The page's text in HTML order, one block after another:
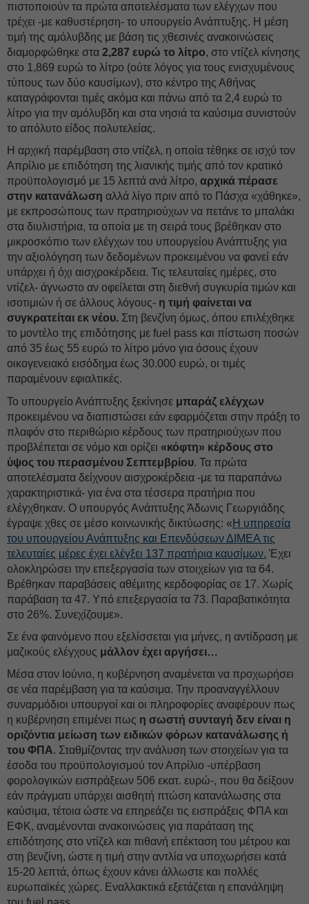
πιστοποιούν τα πρώτα αποτελέσματα των ελέγχων που
τρέχει -με καθυστέρηση- το υπουργείο Ανάπτυξης. Η μέση
τιμή της αμόλυβδης με βάση τις χθεσινές ανακοινώσεις
διαμορφώθηκε στα 2,287 ευρώ το λίτρο, στο ντίζελ κίνησης
στο 1,869 ευρώ το λίτρο (ούτε λόγος για τους ενισχυμένους
τύπους των δύο καυσίμων), στο κέντρο της Αθήνας
καταγράφονται τιμές ακόμα και πάνω από τα 2,4 ευρώ το
λίτρο για την αμόλυβδη και στα νησιά τα καύσιμα συνιστούν
το απόλυτο είδος πολυτελείας.
Η αρχική παρέμβαση στο ντίζελ, η οποία τέθηκε σε ισχύ τον
Απρίλιο με επιδότηση της λιανικής τιμής από τον κρατικό
προϋπολογισμό με 15 λεπτά ανά λίτρο, αρχικά πέρασε
στην κατανάλωση αλλά λίγο πριν από το Πάσχα «χάθηκε»,
με εκπροσώπους των πρατηριούχων να πετάνε το μπαλάκι
στα διυλιστήρια, τα οποία με τη σειρά τους βρέθηκαν στο
μικροσκόπιο των ελέγχων του υπουργείου Ανάπτυξης για
την αξιολόγηση των δεδομένων προκειμένου να φανεί εάν
υπάρχει ή όχι αισχροκέρδεια. Τις τελευταίες ημέρες, στο
ντίζελ- άγνωστο αν οφείλεται στη διεθνή συγκυρία τιμών και
ισοτιμιών ή σε άλλους λόγους- η τιμή φαίνεται να
συγκρατείται εκ νέου. Στη βενζίνη όμως, όπου επιλέχθηκε
το μοντέλο της επιδότησης με fuel pass και πίστωση ποσών
από 35 έως 55 ευρώ το λίτρο μόνο για όσους έχουν
οικογενειακό εισόδημα έως 30.000 ευρώ, οι τιμές
παραμένουν εφιαλτικές.
Το υπουργείο Ανάπτυξης ξεκίνησε μπαράζ ελέγχων
προκειμένου να διαπιστώσει εάν εφαρμόζεται στην πράξη το
πλαφόν στο περιθώριο κέρδους των πρατηριούχων που
προβλέπεται σε νόμο και ορίζει «κόφτη» κέρδους στο
ύψος του περασμένου Σεπτεμβρίου. Τα πρώτα
αποτελέσματα δείχνουν αισχροκέρδεια -με τα παραπάνω
χαρακτηριστικά- για ένα στα τέσσερα πρατήρια που
ελέγχθηκαν. Ο υπουργός Ανάπτυξης Άδωνις Γεωργιάδης
έγραψε χθες σε μέσο κοινωνικής δικτύωσης: « Η υπηρεσία
του υπουργείου Ανάπτυξης και Επενδύσεων ΔΙΜΕΑ τις
τελευταίες μέρες έχει ελέγξει 137 πρατήρια καυσίμων. Έχει
ολοκληρώσει την επεξεργασία των στοιχείων για τα 64.
Βρέθηκαν παραβάσεις αθέμιτης κερδοφορίας σε 17. Χωρίς
παράβαση τα 47. Υπό επεξεργασία τα 73. Παραβατικότητα
στο 26%. Συνεχίζουμε».
Σε ένα φαινόμενο που εξελίσσεται για μήνες, η αντίδραση με
μαζικούς ελέγχους μάλλον έχει αργήσει…
Μέσα στον Ιούνιο, η κυβέρνηση αναμένεται να προχωρήσει
σε νέα παρέμβαση για τα καύσιμα. Την προαναγγέλλουν
συναρμόδιοι υπουργοί και οι πληροφορίες αναφέρουν πως
η κυβέρνηση επιμένει πως η σωστή συνταγή δεν είναι η
οριζόντια μείωση των ειδικών φόρων κατανάλωσης ή
του ΦΠΑ. Σταθμίζοντας την ανάλυση των στοιχείων για τα
έσοδα του προϋπολογισμού τον Απρίλιο -υπέρβαση
φορολογικών εισπράξεων 506 εκατ. ευρώ-, που θα δείξουν
εάν πράγματι υπάρχει αισθητή πτώση κατανάλωσης στα
καύσιμα, τέτοια ώστε να επηρεάζει τις εισπράξεις ΦΠΑ και
ΕΦΚ, αναμένονται ανακοινώσεις για παράταση της
επιδότησης στο ντίζελ και πιθανή επέκταση του μέτρου και
στη βενζίνη, ώστε η τιμή στην αντλία να υποχωρήσει κατά
15-20 λεπτά, όπως έχουν κάνει άλλωστε και πολλές
ευρωπαϊκές χώρες. Εναλλακτικά εξετάζεται η επανάληψη